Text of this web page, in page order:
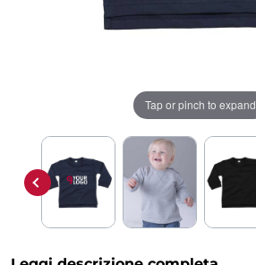
Tap or pinch to expand